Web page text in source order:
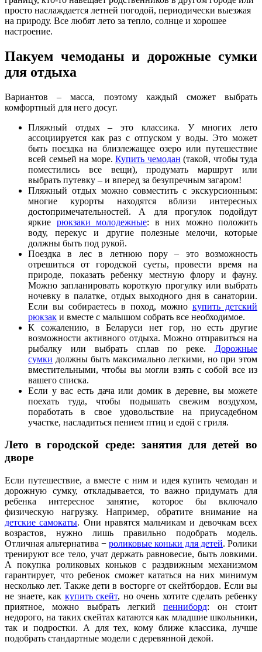
просто наслаждается летней погодой, периодически выезжая
на природу. Все любят лето за тепло, солнце и хорошее
настроение.
Пакуем чемоданы и дорожные сумки
для отдыха
Вариантов – масса, поэтому каждый сможет выбрать
комфортный для него досуг.
Пляжный отдых – это классика. У многих лето
ассоциируется как раз с отпуском у воды. Это может
быть поездка на близлежащее озеро или путешествие
всей семьей на море. Купить чемодан (такой, чтобы туда
поместились все вещи), продумать маршрут или
выбрать путевку – и вперед за безупречным загаром!
Пляжный отдых можно совместить с экскурсионным:
многие курорты находятся вблизи интересных
достопримечательностей. А для прогулок подойдут
яркие рюкзаки молодежные: в них можно положить
воду, перекус и другие полезные мелочи, которые
должны быть под рукой.
Поездка в лес в летнюю пору – это возможность
отрешиться от городской суеты, провести время на
природе, показать ребенку местную флору и фауну.
Можно запланировать короткую прогулку или выбрать
ночевку в палатке, отдых выходного дня в санатории.
Если вы собираетесь в поход, можно купить детский
рюкзак и вместе с малышом собрать все необходимое.
К сожалению, в Беларуси нет гор, но есть другие
возможности активного отдыха. Можно отправиться на
рыбалку или выбрать сплав по реке. Дорожные
сумки должны быть максимально легкими, но при этом
вместительными, чтобы вы могли взять с собой все из
вашего списка.
Если у вас есть дача или домик в деревне, вы можете
поехать туда, чтобы подышать свежим воздухом,
поработать в свое удовольствие на приусадебном
участке, насладиться пением птиц и едой с гриля.
Лето в городской среде: занятия для детей во
дворе
Если путешествие, а вместе с ним и идея купить чемодан и
дорожную сумку, откладывается, то важно придумать для
ребенка интересное занятие, которое бы включало
физическую нагрузку. Например, обратите внимание на
детские самокаты. Они нравятся мальчикам и девочкам всех
возрастов, нужно лишь правильно подобрать модель.
Отличная альтернатива − роликовые коньки для детей. Ролики
тренируют все тело, учат держать равновесие, быть ловкими.
А покупка роликовых коньков с раздвижным механизмом
гарантирует, что ребенок сможет кататься на них минимум
несколько лет. Также дети в восторге от скейтбордов. Если вы
не знаете, как купить скейт, но очень хотите сделать ребенку
приятное, можно выбрать легкийпенниборд: он стоит
недорого, на таких скейтах катаются как младшие школьники,
так и подростки. А для тех, кому ближе классика, лучше
подобрать стандартные модели с деревянной декой.